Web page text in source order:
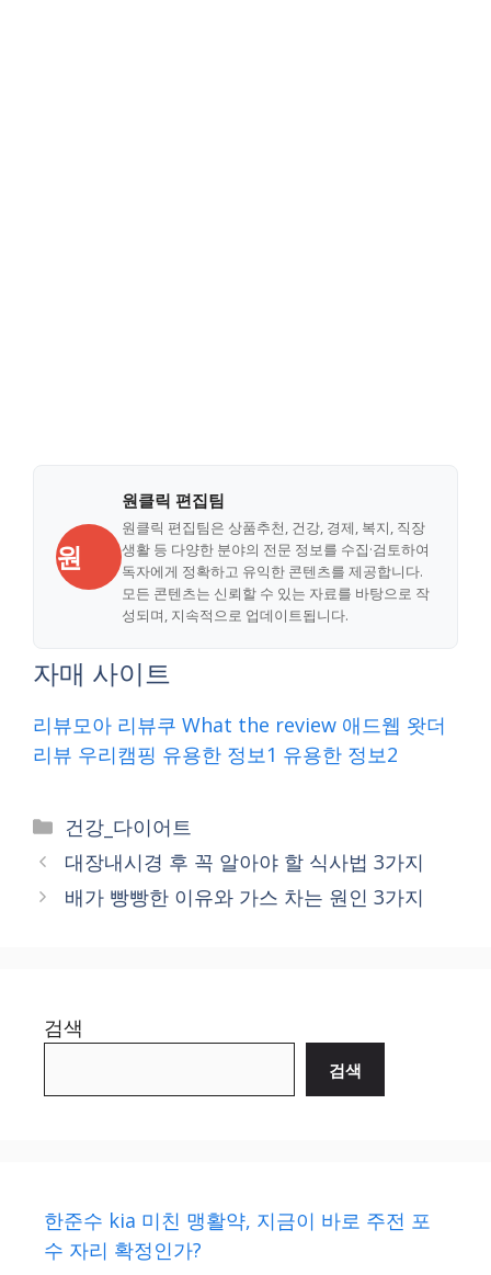
원
원클릭 편집팀
원클릭 편집팀은 상품추천, 건강, 경제, 복지, 직장
생활 등 다양한 분야의 전문 정보를 수집·검토하여
독자에게 정확하고 유익한 콘텐츠를 제공합니다.
모든 콘텐츠는 신뢰할 수 있는 자료를 바탕으로 작
성되며, 지속적으로 업데이트됩니다.
자매 사이트
리뷰모아 리뷰쿠 What the review 애드웹 왓더
리뷰 우리캠핑 유용한 정보1 유용한 정보2
Categories
건강_다이어트
대장내시경 후 꼭 알아야 할 식사법 3가지
배가 빵빵한 이유와 가스 차는 원인 3가지
검색
검색
한준수 kia 미친 맹활약, 지금이 바로 주전 포
수 자리 확정인가?